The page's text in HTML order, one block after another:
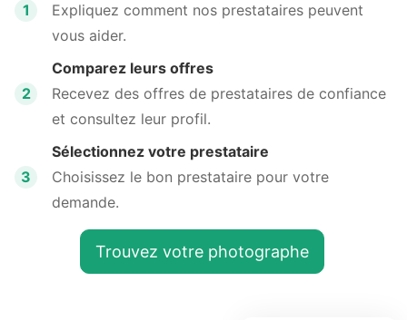
1
Expliquez comment nos prestataires peuvent
vous aider.
2
Comparez leurs offres
Recevez des offres de prestataires de confiance
et consultez leur profil.
3
Sélectionnez votre prestataire
Choisissez le bon prestataire pour votre
demande.
Trouvez votre photographe